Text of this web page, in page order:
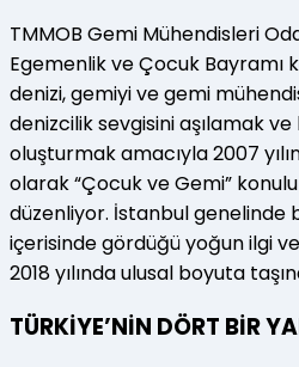
TMMOB Gemi Mühendisleri
Egemenlik ve Çocuk Bayramı
denizi, gemiyi ve gemi
denizcilik sevgisini aşılamak
oluşturmak amacıyla 2007
olarak “Çocuk ve Gemi” konulu
düzenliyor. İstanbul genelinde
içerisinde gördüğü yoğun ilgi
2018 yılında ulusal boyuta
TÜRKİYE’NİN DÖRT BİR